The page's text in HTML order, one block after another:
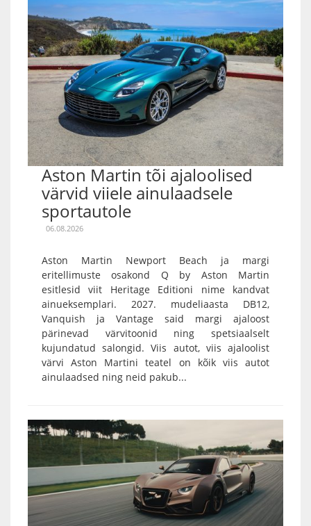
Aston Martin tõi ajaloolised
värvid viiele ainulaadsele
sportautole
06.08.2026
Aston Martin Newport Beach ja margi
eritellimuste osakond Q by Aston Martin
esitlesid viit Heritage Editioni nime kandvat
ainueksemplari. 2027. mudeliaasta DB12,
Vanquish ja Vantage said margi ajaloost
pärinevad värvitoonid ning spetsiaalselt
kujundatud salongid. Viis autot, viis ajaloolist
värvi Aston Martini teatel on kõik viis autot
ainulaadsed ning neid pakub...